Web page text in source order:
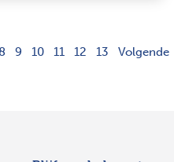
8 9 10 11 12 13 Volgende